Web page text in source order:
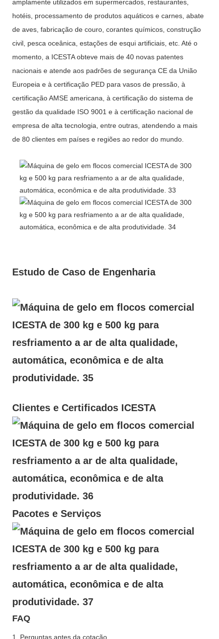
amplamente utilizados em supermercados, restaurantes,
hotéis, processamento de produtos aquáticos e carnes, abate
de aves, fabricação de couro, corantes químicos, construção
civil, pesca oceânica, estações de esqui artificiais, etc. Até o
momento, a ICESTA obteve mais de 40 novas patentes
nacionais e atende aos padrões de segurança CE da União
Europeia e à certificação PED para vasos de pressão, à
certificação AMSE americana, à certificação do sistema de
gestão da qualidade ISO 9001 e à certificação nacional de
empresa de alta tecnologia, entre outras, atendendo a mais
de 80 clientes em países e regiões ao redor do mundo.
Estudo de Caso de Engenharia
Clientes e Certificados ICESTA
Pacotes e Serviços
FAQ
1. Perguntas antes da cotação